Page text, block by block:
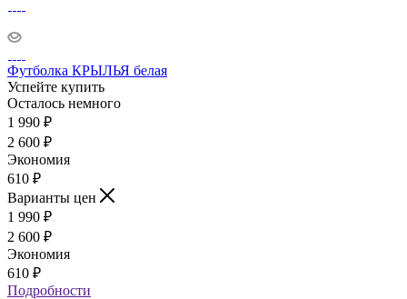
Футболка КРЫЛЬЯ белая
Успейте купить
Осталось немного
1 990 ₽
2 600 ₽
Экономия
610 ₽
Варианты цен
1 990 ₽
2 600 ₽
Экономия
610 ₽
Подробности